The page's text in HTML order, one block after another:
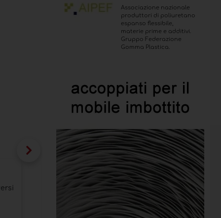
Eureka: flessibilità, innovazione e
Obiettivo dell'azienda è offrire un prodotto
e al valore estetico
Categoria:Aziende: strategie e futuro
Associazione nazionale
produttori di poliuretano
espanso flessibile,
materie prime e additivi.
Gruppo Federazione
Gomma Plastica.